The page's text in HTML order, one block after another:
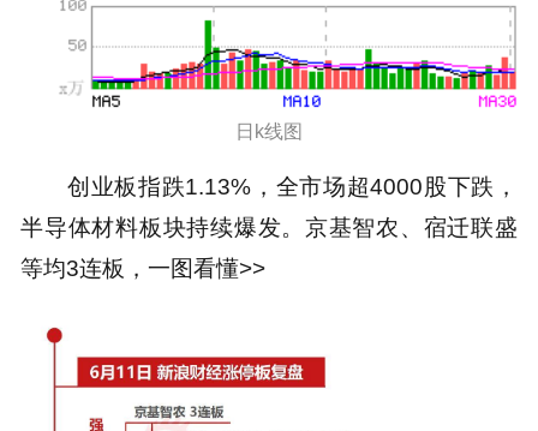
日k线图
创业板指跌1.13%，全市场超4000股下跌，
半导体材料板块持续爆发。京基智农、宿迁联盛
等均3连板，一图看懂>>